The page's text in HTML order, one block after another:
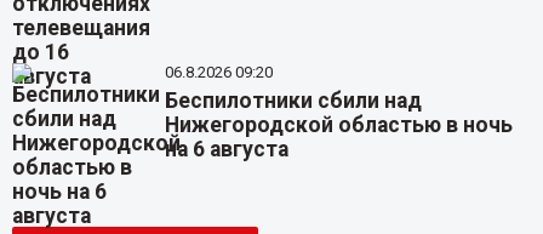
06.8.2026 09:20
Беспилотники сбили над
Нижегородской областью в ночь
на 6 августа